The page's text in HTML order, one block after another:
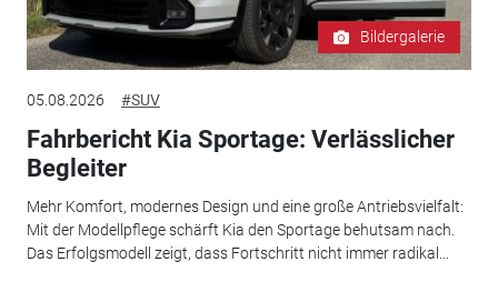
Bildergalerie
05.08.2026 #SUV
Fahrbericht Kia Sportage: Verlässlicher
Begleiter
Mehr Komfort, modernes Design und eine große Antriebsvielfalt:
Mit der Modellpflege schärft Kia den Sportage behutsam nach.
Das Erfolgsmodell zeigt, dass Fortschritt nicht immer radikal...